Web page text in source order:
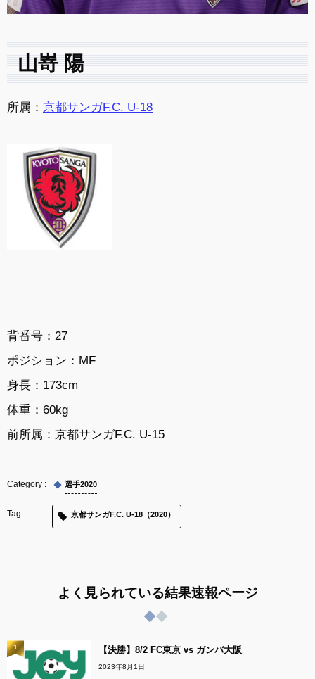
山嵜 陽
所属： 京都サンガF.C. U-18
背番号：27
ポジション：MF
身長：173cm
体重：60kg
前所属： 京都サンガF.C. U-15
選手2020
京都サンガF.C. U-18（2020）
よく見られている結果速報ページ
【決勝】8/2 FC東京 vs ガンバ大阪
2023年8月1日
1